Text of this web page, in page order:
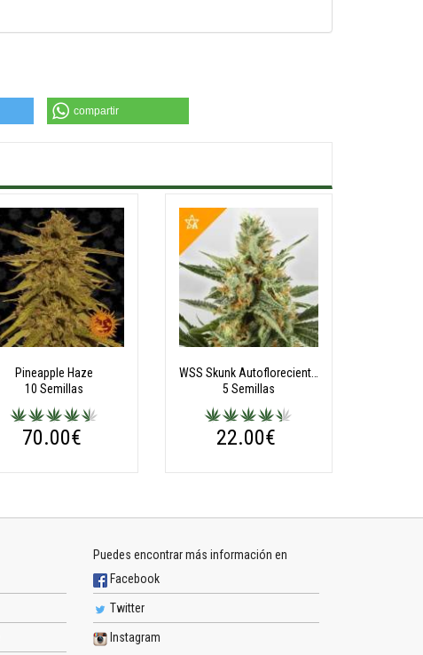
compartir
Pineapple Haze
10 Semillas
70.00€
WSS Skunk Autoflorecientes
5 Semillas
22.00€
Puedes encontrar más información en
Facebook
Twitter
Instagram